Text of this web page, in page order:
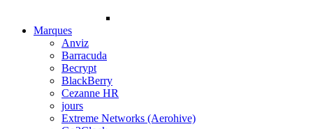
Marques
Anviz
Barracuda
Becrypt
BlackBerry
Cezanne HR
jours
Extreme Networks (Aerohive)